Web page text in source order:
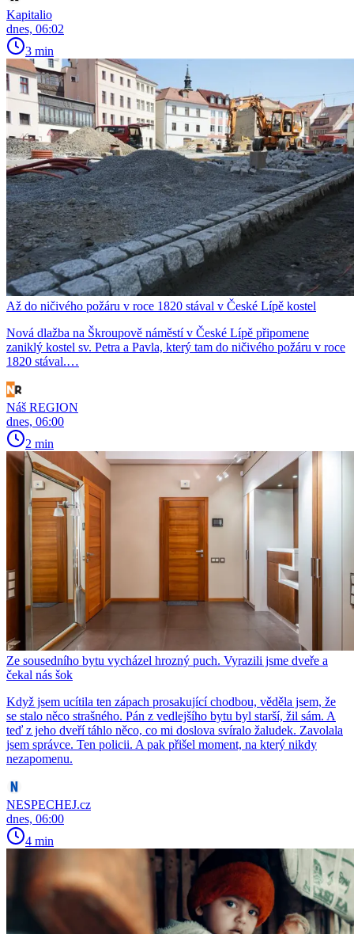
Kapitalio
dnes, 06:02
3 min
Až do ničivého požáru v roce 1820 stával v České Lípě kostel
Nová dlažba na Škroupově náměstí v České Lípě připomene
zaniklý kostel sv. Petra a Pavla, který tam do ničivého požáru v roce
1820 stával.…
Náš REGION
dnes, 06:00
2 min
Ze sousedního bytu vycházel hrozný puch. Vyrazili jsme dveře a
čekal nás šok
Když jsem ucítila ten zápach prosakující chodbou, věděla jsem, že
se stalo něco strašného. Pán z vedlejšího bytu byl starší, žil sám. A
teď z jeho dveří táhlo něco, co mi doslova svíralo žaludek. Zavolala
jsem správce. Ten policii. A pak přišel moment, na který nikdy
nezapomenu.
NESPECHEJ.cz
dnes, 06:00
4 min